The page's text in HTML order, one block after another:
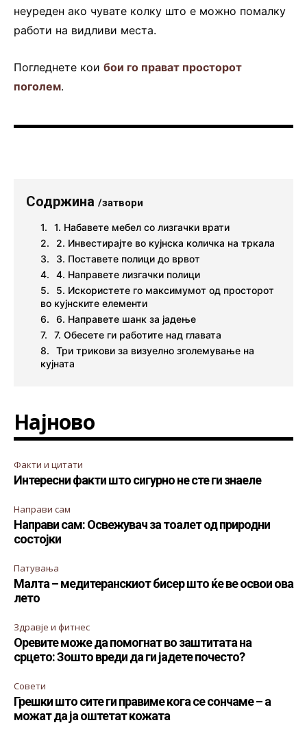
неуреден ако чувате колку што е можно помалку
работи на видливи места.
Погледнете кои бои го прават просторот
поголем.
Содржина /затвори
1. Набавете мебел со лизгачки врати
2. Инвестирајте во кујнска количка на тркала
3. Поставете полици до врвот
4. Направете лизгачки полици
5. Искористете го максимумот од просторот
во кујнските елементи
6. Направете шанк за јадење
7. Обесете ги работите над главата
Три трикови за визуелно зголемување на
кујната
Најново
Факти и цитати
Интересни факти што сигурно не сте ги знаеле
Направи сам
Направи сам: Освежувач за тоалет од природни
состојки
Патувања
Малта – медитеранскиот бисер што ќе ве освои ова
лето
Здравје и фитнес
Оревите може да помогнат во заштитата на
срцето: Зошто вреди да ги јадете почесто?
Совети
Грешки што сите ги правиме кога се сончаме – а
можат да ја оштетат кожата